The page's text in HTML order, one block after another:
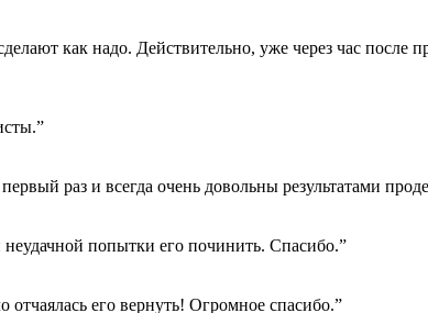
как надо. Действительно, уже через час
раз и всегда очень довольны результатами
попытки его починить. Спасибо.”
его вернуть! Огромное спасибо.”